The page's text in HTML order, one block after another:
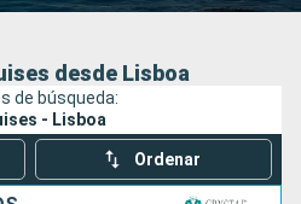
Buscar
desde Lisboa
de búsqueda:
- Lisboa
Ordenar